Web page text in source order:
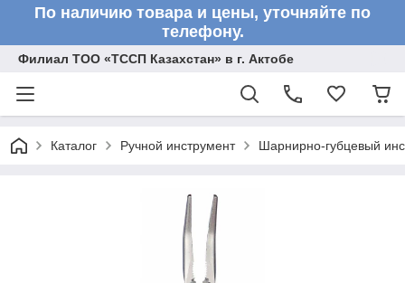
По наличию товара и цены, уточняйте по
телефону.
Филиал ТОО «ТССП Казахстан» в г. Актобе
Каталог Ручной инструмент Шарнирно-губцевый